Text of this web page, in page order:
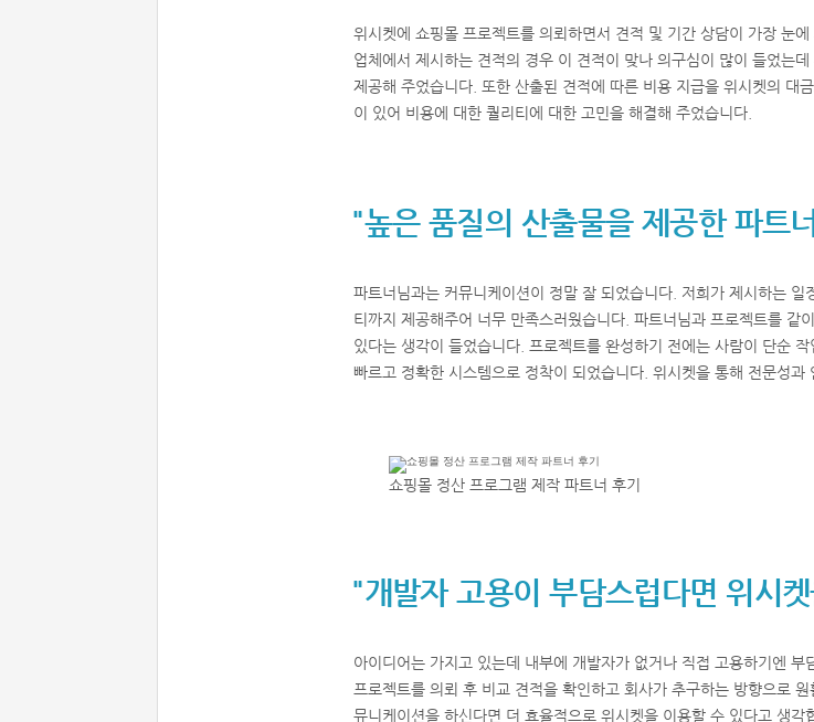
위시켓에 쇼핑몰 프로젝트를 의뢰하면서 견적 및 기간 상담이 가장 눈
업체에서 제시하는 견적의 경우 이 견적이 맞나 의구심이 많이 들었는
제공해 주었습니다. 또한 산출된 견적에 따른 비용 지급을 위시켓의 대
이 있어 비용에 대한 퀄리티에 대한 고민을 해결해 주었습니다.
"높은 품질의 산출물을 제공한 파트
파트너님과는 커뮤니케이션이 정말 잘 되었습니다. 저희가 제시하는 일
티까지 제공해주어 너무 만족스러웠습니다. 파트너님과 프로젝트를 같
있다는 생각이 들었습니다. 프로젝트를 완성하기 전에는 사람이 단순
빠르고 정확한 시스템으로 정착이 되었습니다. 위시켓을 통해 전문성과
쇼핑몰 정산 프로그램 제작 파트너 후기
"개발자 고용이 부담스럽다면 위시
아이디어는 가지고 있는데 내부에 개발자가 없거나 직접 고용하기엔 부
프로젝트를 의뢰 후 비교 견적을 확인하고 회사가 추구하는 방향으로
뮤니케이션을 하신다면 더 효율적으로 위시켓을 이용할 수 있다고 생각